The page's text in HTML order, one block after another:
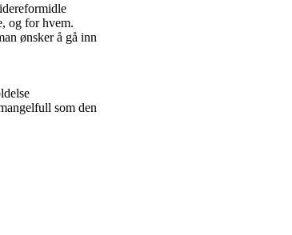
og for hvem.
ønsker å gå inn
som den